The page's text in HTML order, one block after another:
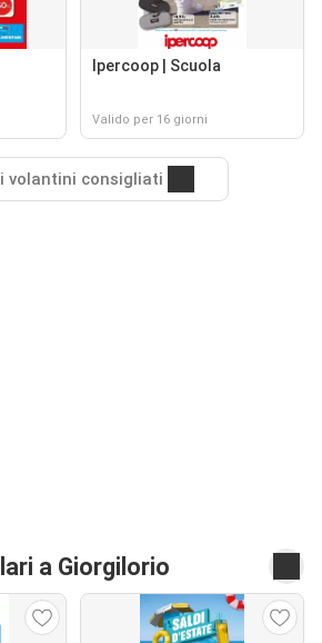
Ipercoop | Scuola
Valido per 16 giorni
volantini consigliati
a Giorgilorio